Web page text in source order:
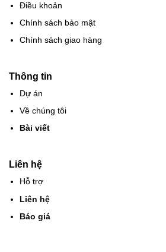
Điều khoản
Chính sách bảo mật
Chính sách giao hàng
Thông tin
Dự án
Về chúng tôi
Bài viết
Liên hệ
Hỗ trợ
Liên hệ
Báo giá